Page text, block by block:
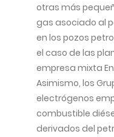
otras más
gas asociado al
en los pozos
el caso de las
empresa mixta
Asimismo, los
electrógenos
combustible
derivados del